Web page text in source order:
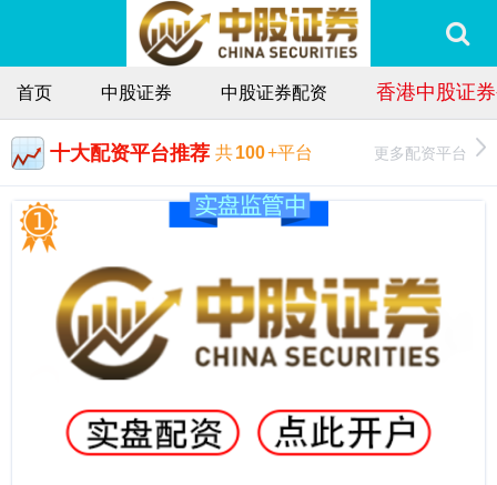
首页 中股证券 中股证券配资 香港中股证
十大配资平台推荐 共100+平台 更多配资平台